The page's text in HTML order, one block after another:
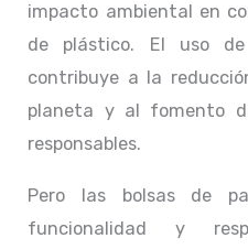
impacto ambiental en
de plástico. El uso
contribuye a la
planeta y al fomento
responsables.
Pero las bolsas de
funcionalidad y